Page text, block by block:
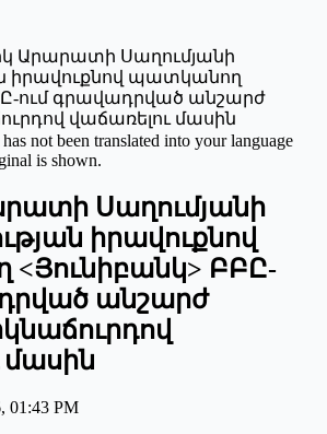
Արարատի Սաղումյանի
իրավուքնով պատկանող
ում գրավադրված անշարժ
վաճառելու մասին
not been translated into your language
is shown.
Սաղումյանի
իրավուքնով
ԲԲԸ-
անշարժ
մասին
01:43 PM